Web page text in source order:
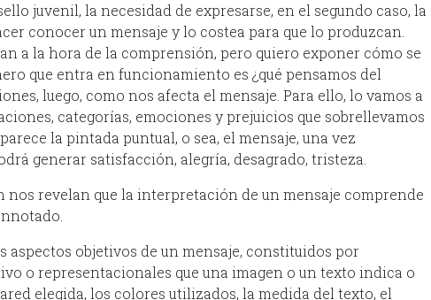
juvenil, la necesidad de expresarse, en el segundo caso, la
conocer un mensaje y lo costea para que lo produzcan.
a la hora de la comprensión, pero quiero exponer cómo se
que entra en funcionamiento es ¿qué pensamos del
luego, como nos afecta el mensaje. Para ello, lo vamos a
categorías, emociones y prejuicios que sobrellevamos
la pintada puntual, o sea, el mensaje, una vez
generar satisfacción, alegría, desagrado, tristeza.
nos revelan que la interpretación de un mensaje comprende
aspectos objetivos de un mensaje, constituidos por
o representacionales que una imagen o un texto indica o
elegida, los colores utilizados, la medida del texto, el